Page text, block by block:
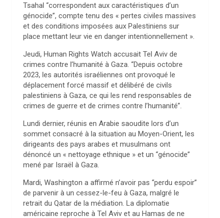
Tsahal “correspondent aux caractéristiques d’un
génocide”, compte tenu des « pertes civiles massives
et des conditions imposées aux Palestiniens sur
place mettant leur vie en danger intentionnellement ».
Jeudi, Human Rights Watch accusait Tel Aviv de
crimes contre l’humanité à Gaza. “Depuis octobre
2023, les autorités israéliennes ont provoqué le
déplacement forcé massif et délibéré de civils
palestiniens à Gaza, ce qui les rend responsables de
crimes de guerre et de crimes contre l’humanité”.
Lundi dernier, réunis en Arabie saoudite lors d’un
sommet consacré à la situation au Moyen-Orient, les
dirigeants des pays arabes et musulmans ont
dénoncé un « nettoyage ethnique » et un “génocide”
mené par Israël à Gaza.
Mardi, Washington a affirmé n’avoir pas “perdu espoir”
de parvenir à un cessez-le-feu à Gaza, malgré le
retrait du Qatar de la médiation. La diplomatie
américaine reproche à Tel Aviv et au Hamas de ne